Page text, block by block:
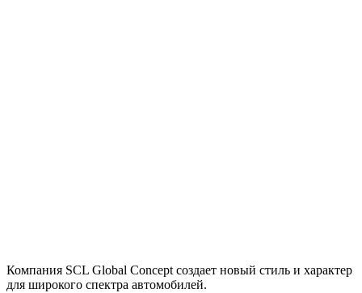
Компания SCL Global Concept создает новый стиль и характер
для широкого спектра автомобилей.